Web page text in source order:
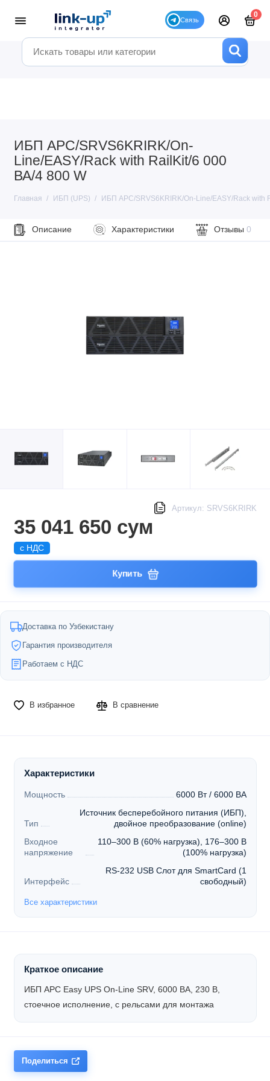
0
ИБП APC/SRVS6KRIRK/On-
Line/EASY/Rack with RailKit/6 000
ВА/4 800 W
Главная ИБП (UPS) ИБП APC/SRVS6KRIRK/On-Line/EASY/Rack with
Описание Характеристики Отзывы 0
Артикул: SRVS6KRIRK
35 041 650 сум
с НДС
Купить
Доставка по Узбекистану
Гарантия производителя
Работаем с НДС
В избранное В сравнение
Характеристики
Мощность 6000 Вт / 6000 ВА
Тип
Источник бесперебойного питания (ИБП),
двойное преобразование (online)
Входное
напряжение
110–300 В (60% нагрузка), 176–300 В
(100% нагрузка)
Интерфейс
RS-232 USB Слот для SmartCard (1
свободный)
Все характеристики
Краткое описание
ИБП APC Easy UPS On-Line SRV, 6000 ВА, 230 В,
стоечное исполнение, с рельсами для монтажа
Поделиться